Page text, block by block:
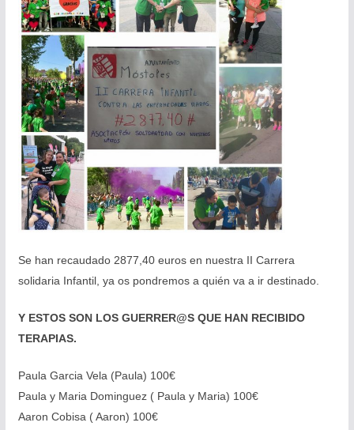
Se han recaudado 2877,40 euros en nuestra II Carrera
solidaria Infantil, ya os pondremos a quién va a ir destinado.
Y ESTOS SON LOS GUERRER@S QUE HAN RECIBIDO
TERAPIAS.
Paula Garcia Vela (Paula) 100€
Paula y Maria Dominguez ( Paula y Maria) 100€
Aaron Cobisa ( Aaron) 100€